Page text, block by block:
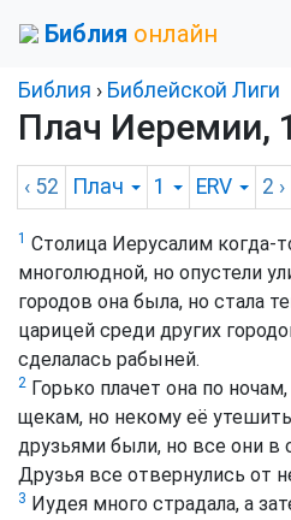
Библия онлайн
Библия › Библейской Лиги
Плач Иеремии, 1
‹ 52 Плач 1 ERV 2 ›
1 Столица Иерусалим когда-
многолюдной, но опустели
городов она была, но стала
царицей среди других
сделалась рабыней.
2 Горько плачет она по
щекам, но некому её
друзьями были, но все они в
Друзья все отвернулись от
3 Иудея много страдала, а